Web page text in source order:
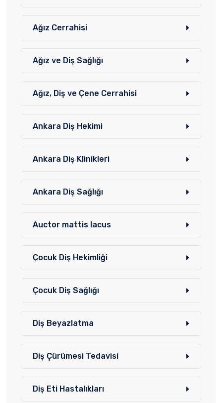
Ağız Cerrahisi
Ağız ve Diş Sağlığı
Ağız, Diş ve Çene Cerrahisi
Ankara Diş Hekimi
Ankara Diş Klinikleri
Ankara Diş Sağlığı
Auctor mattis lacus
Çocuk Diş Hekimliği
Çocuk Diş Sağlığı
Diş Beyazlatma
Diş Çürümesi Tedavisi
Diş Eti Hastalıkları